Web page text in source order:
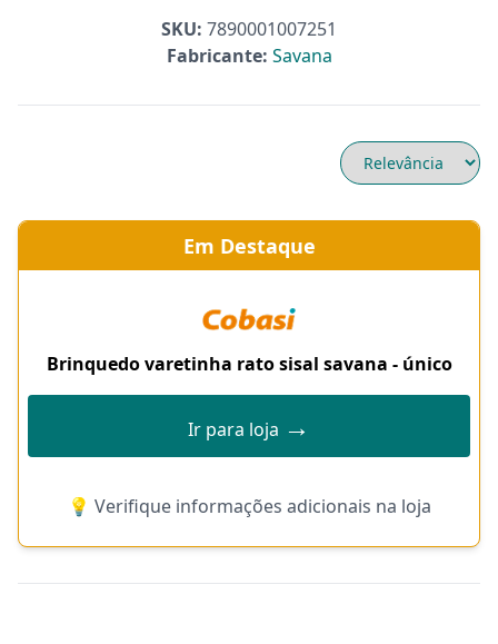
SKU: 7890001007251
Fabricante: Savana
Em Destaque
Brinquedo varetinha rato sisal savana - único
Ir para loja →
💡 Verifique informações adicionais na loja